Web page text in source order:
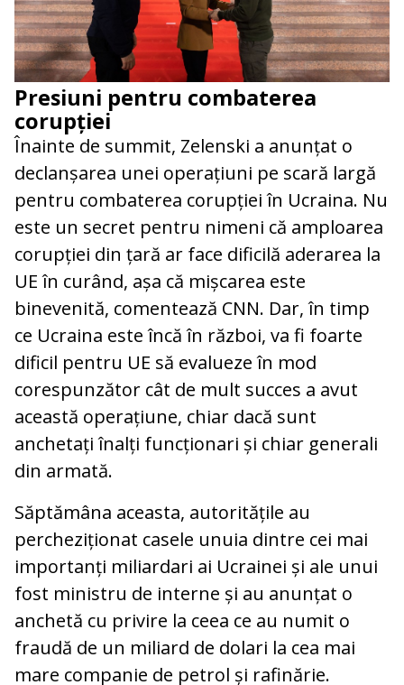
Presiuni pentru combaterea
corupției
Înainte de summit, Zelenski a anunțat o
declanșarea unei operațiuni pe scară largă
pentru combaterea corupției în Ucraina. Nu
este un secret pentru nimeni că amploarea
corupției din țară ar face dificilă aderarea la
UE în curând, așa că mișcarea este
binevenită, comentează CNN. Dar, în timp
ce Ucraina este încă în război, va fi foarte
dificil pentru UE să evalueze în mod
corespunzător cât de mult succes a avut
această operațiune, chiar dacă sunt
anchetați înalți funcționari și chiar generali
din armată.
Săptămâna aceasta, autoritățile au
percheziționat casele unuia dintre cei mai
importanți miliardari ai Ucrainei și ale unui
fost ministru de interne și au anunțat o
anchetă cu privire la ceea ce au numit o
fraudă de un miliard de dolari la cea mai
mare companie de petrol și rafinărie.